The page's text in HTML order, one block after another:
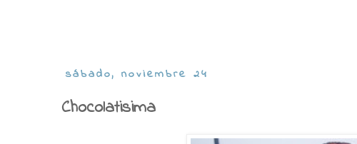
sábado, noviembre 24
Chocolatisima